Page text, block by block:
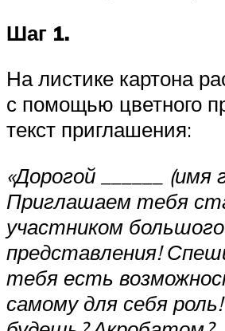
Шаг 1.
На листике картона
с помощью цветного
текст приглашения:
«Дорогой ______ (имя
Приглашаем тебя
участником
представления!
тебя есть
самому для себя